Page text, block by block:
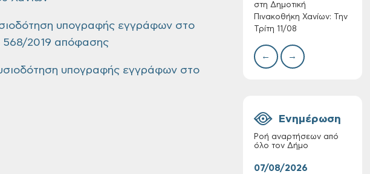
υπογραφής εγγράφων στο
568/2019 απόφασης
υπογραφής εγγράφων στο
Επαναλειτουργία
Ονουφρίου
στη Δημοτική
Πινακοθήκη Χανίων: Την
Τρίτη 11/08
← →
Ενημέρωση
Ροή αναρτήσεων από
όλο τον Δήμο
07/08/2026